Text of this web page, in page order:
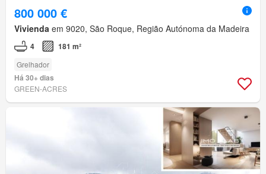
800 000 €
Vivienda em 9020, São Roque, Região Autónoma da Madeira
4 181 m²
Grelhador
Há 30+ dias
GREEN-ACRES